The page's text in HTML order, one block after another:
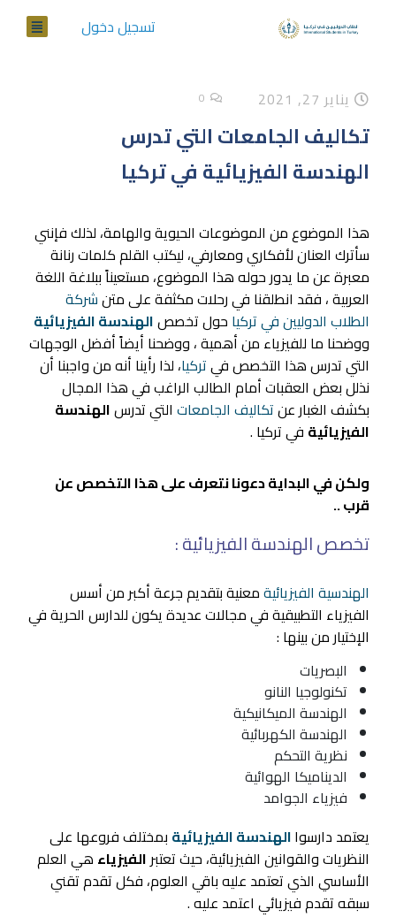
تسجيل دخول
يناير 27, 2021 0
تكاليف الجامعات التي تدرس
الهندسة الفيزيائية في تركيا
هذا الموضوع من الموضوعات الحيوية والهامة، لذلك فإنني
سأترك العنان لأفكاري ومعارفي، ليكتب القلم كلمات رنانة
معبرة عن ما يدور حوله هذا الموضوع، مستعيناً ببلاغة اللغة
العربية ، فقد انطلقنا في رحلات مكثفة على متنشركة
الطلاب الدوليين في تركيا حول تخصصالهندسة الفيزيائية
ووضحنا ما للفيزياء من أهمية ، ووضحنا أيضاً أفضل الوجهات
التي تدرس هذا التخصص فيتركيا، لذا رأينا أنه من واجبنا أن
نذلل بعض العقبات أمام الطالب الراغب في هذا المجال
بكشف الغبار عنتكاليف الجامعات التي تدرسالهندسة
الفيزيائية في تركيا .
ولكن في البداية دعونا نتعرف على هذا التخصص عن
قرب ..
تخصص الهندسة الفيزيائية :
الهندسية الفيزيائيةمعنية بتقديم جرعة أكبر من أسس
الفيزياء التطبيقية في مجالات عديدة يكون للدارس الحرية في
الإختيار من بينها :
البصريات
تكنولوجيا النانو
الهندسة الميكانيكية
الهندسة الكهربائية
نظرية التحكم
الديناميكا الهوائية
فيزياء الجوامد
يعتمد دارسواالهندسة الفيزيائية بمختلف فروعها على
النظريات والقوانين الفيزيائية، حيث تعتبرالفيزياء هي العلم
الأساسي الذي تعتمد عليه باقي العلوم، فكل تقدم تقني
سبقه تقدم فيزيائي اعتمد عليه .